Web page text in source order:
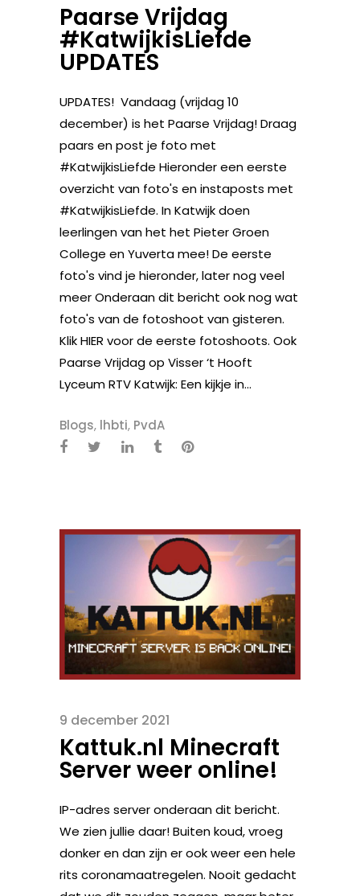
Paarse Vrijdag
#KatwijkisLiefde
UPDATES
UPDATES! Vandaag (vrijdag 10
december) is het Paarse Vrijdag! Draag
paars en post je foto met
#KatwijkisLiefde Hieronder een eerste
overzicht van foto's en instaposts met
#KatwijkisLiefde. In Katwijk doen
leerlingen van het het Pieter Groen
College en Yuverta mee! De eerste
foto's vind je hieronder, later nog veel
meer Onderaan dit bericht ook nog wat
foto's van de fotoshoot van gisteren.
Klik HIER voor de eerste fotoshoots. Ook
Paarse Vrijdag op Visser ‘t Hooft
Lyceum RTV Katwijk: Een kijkje in...
Blogs, lhbti, PvdA
9 december 2021
Kattuk.nl Minecraft
Server weer online!
IP-adres server onderaan dit bericht.
We zien jullie daar! Buiten koud, vroeg
donker en dan zijn er ook weer een hele
rits coronamaatregelen. Nooit gedacht